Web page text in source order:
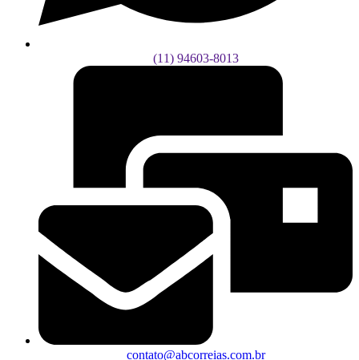
(11) 94603-8013
contato@abcorreias.com.br